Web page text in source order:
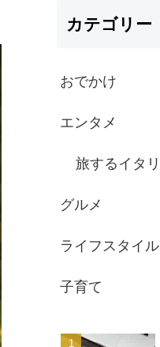
カテゴリー
おでかけ
エンタメ
旅するイタ
グルメ
ライフスタイル
子育て